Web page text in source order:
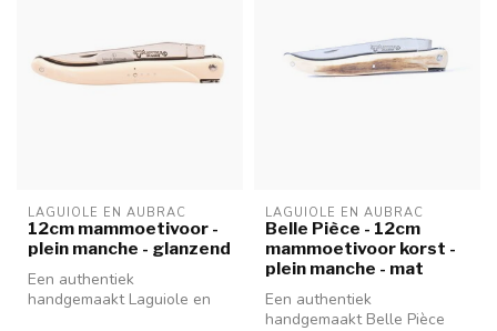
LAGUIOLE EN AUBRAC
12cm mammoetivoor -
plein manche - glanzend
Een authentiek
handgemaakt Laguiole en
LAGUIOLE EN AUBRAC
Belle Pièce - 12cm
mammoetivoor korst -
plein manche - mat
Een authentiek
handgemaakt Belle Pièce